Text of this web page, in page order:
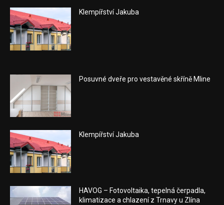
Klempířství Jakuba
Posuvné dveře pro vestavěné skříně Mline
Klempířství Jakuba
HAVOG – Fotovoltaika, tepelná čerpadla,
klimatizace a chlazení z Trnavy u Zlína